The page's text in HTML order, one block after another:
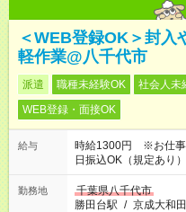
＜WEB登録OK＞封入
軽作業@八千代市
派遣 職種未経験OK 社会人未
WEB登録・面接OK
給与
時給1300円 ※お仕事
日振込OK（規定あり
いOK（規定あり）
勤務地
千葉県八千代市
勝田台駅 / 京成大和